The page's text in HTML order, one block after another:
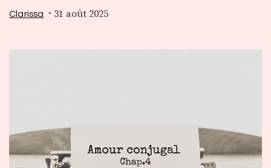
Clarissa 31 août 2025